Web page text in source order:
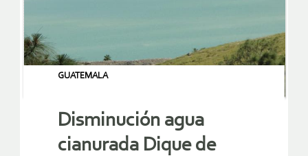
GUATEMALA
Disminución agua
cianurada Dique de